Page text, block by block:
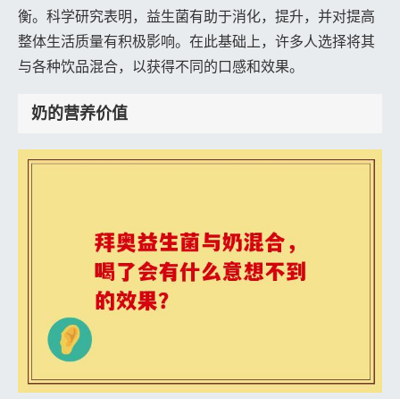
衡。科学研究表明，益生菌有助于消化，提升，并对提高
整体生活质量有积极影响。在此基础上，许多人选择将其
与各种饮品混合，以获得不同的口感和效果。
奶的营养价值